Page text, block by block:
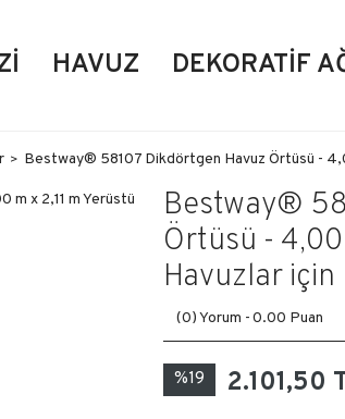
HAVUZ DEKORATIF
Bestway® 58107 Dikdörtgen Havuz Örtüsü -
Bestway®
Örtüsü - 4,00
Havuzlar için
(0) Yorum -0.00 Puan
%19 2.101,50